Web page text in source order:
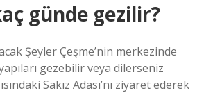
günde gezilir?
Şeyler Çeşme’nin merkezinde
gezebilir veya dilerseniz
Sakız Adası’nı ziyaret ederek